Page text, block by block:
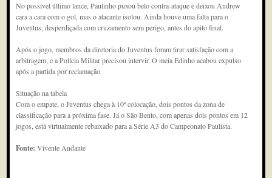
No possível último lance, Paulinho puxou belo contra-ataque e deixou Andrew
cara a cara com o gol, mas o atacante isolou. Ainda houve uma falta para o
Juventus, desperdiçada com cruzamento sem perigo, antes do apito final.
Após o jogo, membros da diretoria do Juventus foram tirar satisfação com a
arbitragem, e a Polícia Militar precisou intervir. O meia Edinho acabou expulso
após a partida por reclamação.
Situação na tabela
Com o empate, o Juventus chega à 10ª colocação, dois pontos da zona de
classificação para a próxima fase. Já o São Bento, com apenas dois pontos em 12
jogos, está virtualmente rebaixado para a Série A3 do Campeonato Paulista.
Fonte:Vivente Andante